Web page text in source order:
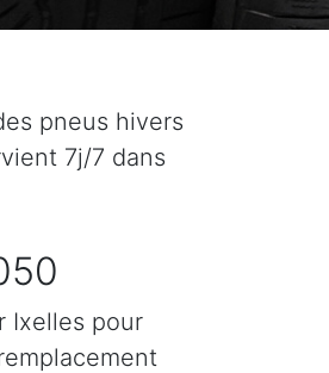
pneus hivers
7j/7 dans
Ixelles pour